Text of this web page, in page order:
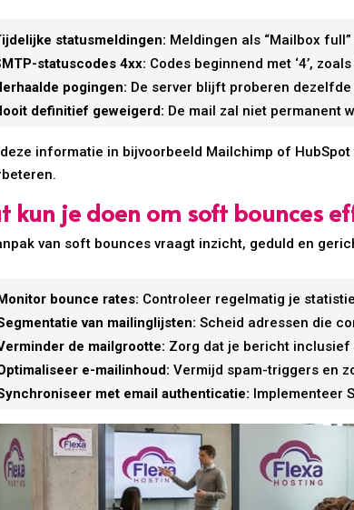
statusmeldingen: Meldingen als “Mailbox
statuscodes 4xx: Codes beginnend met ‘4’,
pogingen: De server blijft proberen
definitief geweigerd: De mail zal niet permanent
informatie in bijvoorbeeld Mailchimp of
kun je doen om soft bounces
van soft bounces vraagt inzicht, geduld en
bounce rates: Controleer regelmatig je
van mailinglijsten: Scheid adressen die
de mailgrootte: Zorg dat je bericht
e-mailinhoud: Vermijd spam-triggers en
met email authenticatie: Implementeer